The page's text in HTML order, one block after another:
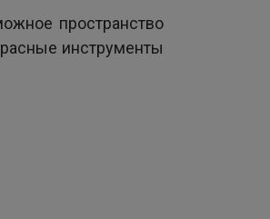
пространство
инструменты